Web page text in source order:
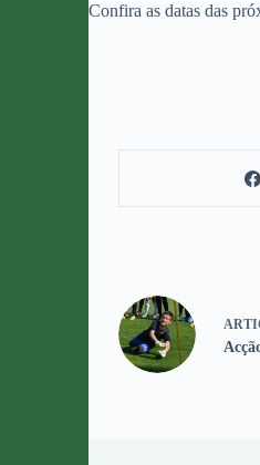
Confira as datas das